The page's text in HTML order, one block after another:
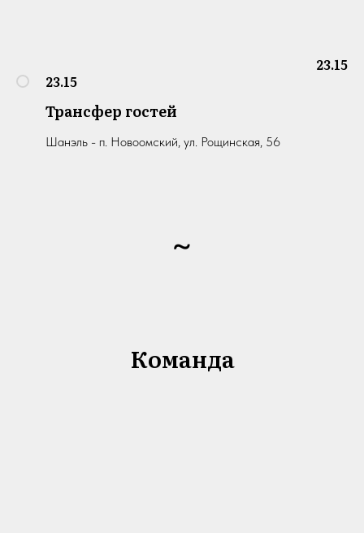
23.15
23.15
Трансфер гостей
Шанэль - п. Новоомский, ул. Рощинская, 56
~
Команда